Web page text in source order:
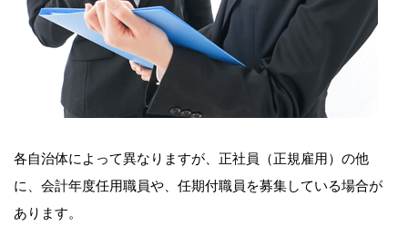
各自治体によって異なりますが、正社員（正規雇用）の他
に、会計年度任用職員や、任期付職員を募集している場合が
あります。